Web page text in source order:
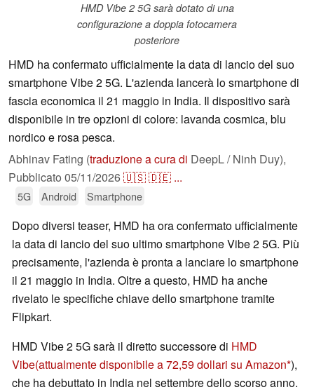
HMD Vibe 2 5G sarà dotato di una
configurazione a doppia fotocamera
posteriore
HMD ha confermato ufficialmente la data di lancio del suo
smartphone Vibe 2 5G. L'azienda lancerà lo smartphone di
fascia economica il 21 maggio in India. Il dispositivo sarà
disponibile in tre opzioni di colore: lavanda cosmica, blu
nordico e rosa pesca.
Abhinav Fating (traduzione a cura di DeepL / Ninh Duy),
Pubblicato 05/11/2026🇺🇸🇩🇪 ...
5G Android Smartphone
Dopo diversi teaser, HMD ha ora confermato ufficialmente
la data di lancio del suo ultimo smartphone Vibe 2 5G. Più
precisamente, l'azienda è pronta a lanciare lo smartphone
il 21 maggio in India. Oltre a questo, HMD ha anche
rivelato le specifiche chiave dello smartphone tramite
Flipkart.
HMD Vibe 2 5G sarà il diretto successore di HMD
Vibe(attualmente disponibile a 72,59 dollari su Amazon ),
che ha debuttato in India nel settembre dello scorso anno.